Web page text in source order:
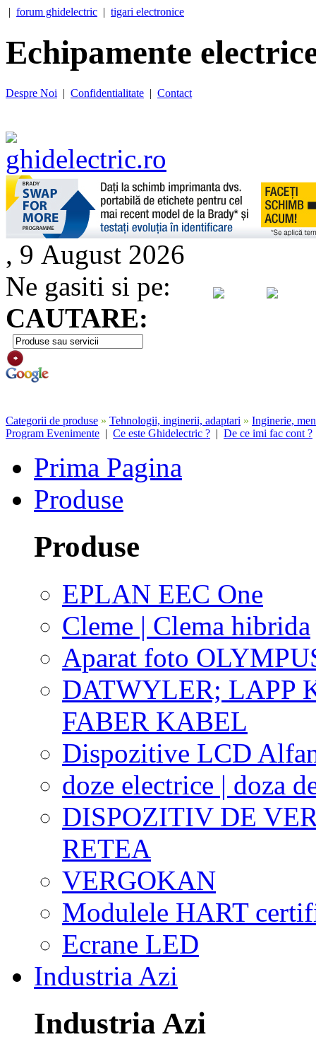
| forum ghidelectric | tigari electronice
Echipamente
Despre Noi | Confidentialitate | Contact
, 9 August 2026
Ne gasiti si pe:
CAUTARE:
Categorii de produse » Tehnologii, inginerii, adaptari » Inginerie,
Program Evenimente | Ce este Ghidelectric ? | De ce imi fac cont ?
Prima Pagina
Produse
Produse
EPLAN EEC One
Cleme | Clema hibrida
Aparat foto
DATWYLER; LAPP
FABER KABEL
Dispozitive LCD
doze electrice | doza
DISPOZITIV DE
RETEA
VERGOKAN
Modulele HART
Ecrane LED
Industria Azi
Industria Azi